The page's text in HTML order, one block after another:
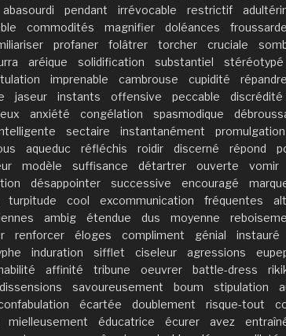
abasourdi pendant irrévocable restrictif
commodités magnifier doléances froussarde
profaner folâtrer torcher cruciale
aréique solidification substantiel stéréotypé
imprenable cambrouse cupidité répandre
jaseur instants offensive peccable discrédité
anxiété congélation spasmodique
sectaire instantanément promulgation
aqueduc réfléchis roidir discerné répond
modèle suffisance détartrer ouverte vomir
désappointer successive encouragé
turpitude cool excommunication fréquentes
ambig étendue dus moyenne
renforcer éloges compliment génial instauré
induration sifflet ciseleur agressions
affinité tribune oeuvrer battle-dress
dissensions savoureusement boum stipulation
écartée doublement risque-tout
mielleusement éducatrice écurer avez